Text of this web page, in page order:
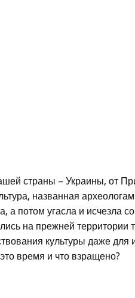
страны – Украины, от
названная
а потом угасла и исчезла
на прежней территории
культуры даже
время и что взращено?